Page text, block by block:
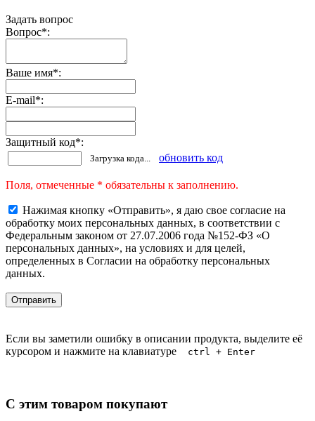
Задать вопрос
Вопрос*:
Ваше имя*:
E-mail*:
Защитный код*:
Загрузка кода... обновить код
Поля, отмеченные * обязательны к заполнению.
Нажимая кнопку «Отправить», я даю свое согласие на
обработку моих персональных данных, в соответствии с
Федеральным законом от 27.07.2006 года №152-ФЗ «О
персональных данных», на условиях и для целей,
определенных в Согласии на обработку персональных
данных.
Если вы заметили ошибку в описании продукта, выделите её
курсором и нажмите на клавиатуре
ctrl + Enter
С этим товаром покупают